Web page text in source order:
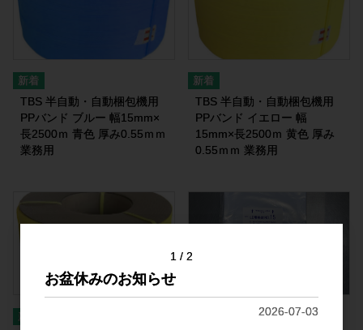
TBS 半自動・自動梱包機用
PPバンド ブルー 幅15mm×
長2500ｍ 青色 厚み0.55ｍｍ
業務用
TBS 半自動・自動梱包機用
PPバンド イエロー 幅
15mm×長2500ｍ 黄色 厚み
0.55ｍｍ 業務用
1 2
お盆休みのお知らせ
2026-07-03